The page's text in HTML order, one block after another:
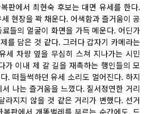
판에서 최현숙 후보는 대면 유세를 한다.
현장을 꽉 채운다. 어색함과 즐거움이 공
들의 얼굴이 화면을 가득 메운다. 어딘가
를 담은 것 같다. 그러다 갑자기 카메라는
세 차량 옆을 무심히 스쳐 지나가는 시민
가 이내 제 갈 길을 재촉하는 행인들의 모
. 떠들썩하던 유세 소리도 멀어진다. 하지
나는 즐거움을 느꼈다. 질서정연한 거리
라지지 않을 것 같은 거리가 변했다. 선거
판에서 개똥벌레를 부르는 순간에도, 드